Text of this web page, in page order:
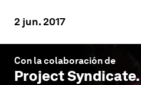
2 jun. 2017
Con la colaboración de
Project Syndicate.